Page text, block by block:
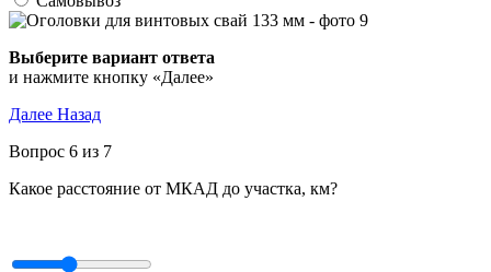
Выберите вариант ответа
и нажмите кнопку «Далее»
Далее Назад
Вопрос 6 из 7
Какое расстояние от МКАД до участка, км?